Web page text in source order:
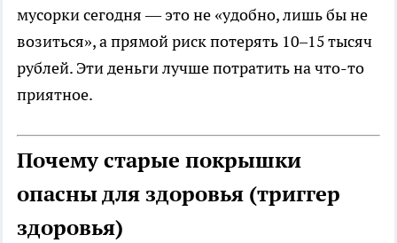
мусорки сегодня — это не «удобно, лишь бы не
возиться», а прямой риск потерять 10–15 тысяч
рублей. Эти деньги лучше потратить на что-то
приятное.
Почему старые покрышки
опасны для здоровья (триггер
здоровья)